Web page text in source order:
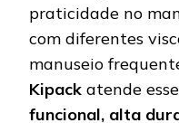
praticidade no
com diferentes
manuseio
Kipack atende
funcional, alta